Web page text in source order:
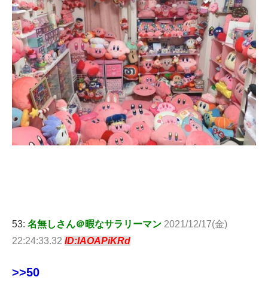
53: 名無しさん＠暇なサラリーマン 2021/12/17(金)
22:24:33.32 ID:IAOAPiKRd
>>50